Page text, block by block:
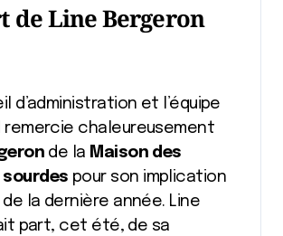
de Line Bergeron
d’administration et l’équipe
remercie chaleureusement
de la Maison des
pour son implication
la dernière année. Line
part, cet été, de sa